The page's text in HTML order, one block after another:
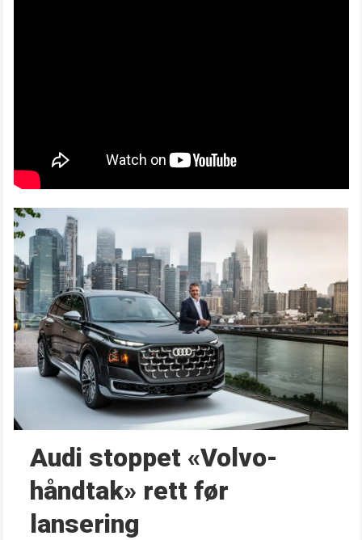
Audi stoppet «Volvo-
håndtak» rett før
lansering